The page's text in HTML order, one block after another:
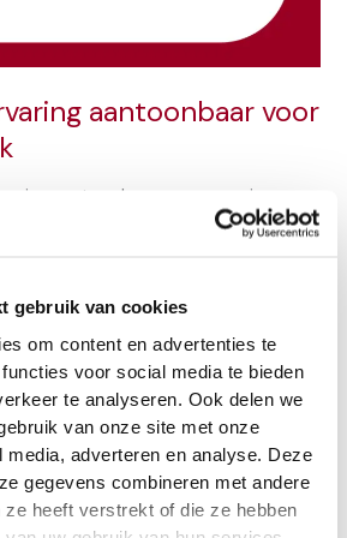
gebruik van cookies
om content en advertenties te
voor social media te bieden
te analyseren. Ook delen we
van onze site met onze
media, adverteren en analyse. Deze
gegevens combineren met andere
ze heeft verstrekt of die ze hebben
aantoonbaar voor
aantoonbaar voor een aios-
start van je tijd als basisarts Een
namelijk om een bepaalde mate
zorg je ervoor dat je actief bezig